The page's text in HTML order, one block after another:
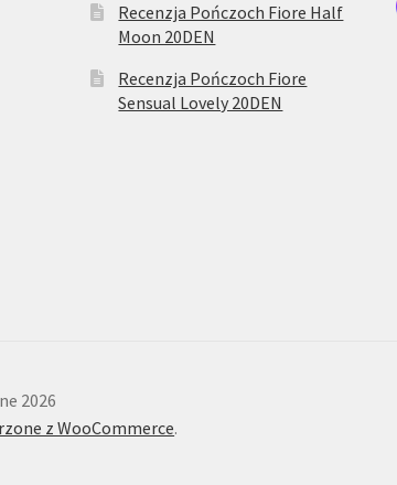
Recenzja Pończoch Fiore Half
Moon 20DEN
Recenzja Pończoch Fiore
Sensual Lovely 20DEN
2026
z WooCommerce.